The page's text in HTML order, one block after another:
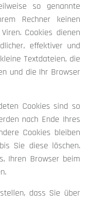
so genannte
Rechner keinen
Cookies dienen
effektiver und
Textdateien, die
und die Ihr Browser
Cookies sind so
nach Ende Ihres
Cookies bleiben
Sie diese löschen.
Ihren Browser beim
dass Sie über